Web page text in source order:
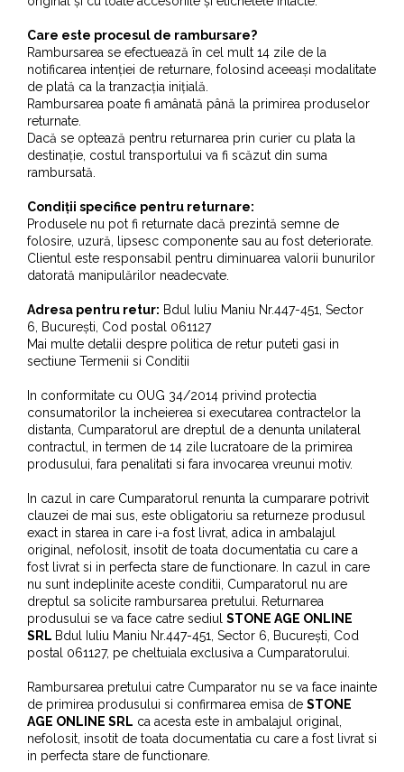
Baterii pentru bideu
Robinete baie
Robinete coltar
Robinete de trecere
Robinete masina de spalat
Care este procesul de rambursare?
Rambursarea se efectuează în cel mult 14 zile de la
notificarea intenției de returnare, folosind aceeași modalitate
de plată ca la tranzacția inițială.
Rambursarea poate fi amânată până la primirea produselor
returnate.
Dacă se optează pentru returnarea prin curier cu plata la
destinație, costul transportului va fi scăzut din suma
rambursată.
Condiții specifice pentru returnare:
Produsele nu pot fi returnate dacă prezintă semne de
folosire, uzură, lipsesc componente sau au fost deteriorate.
Clientul este responsabil pentru diminuarea valorii bunurilor
datorată manipulărilor neadecvate.
Adresa pentru retur: Bdul Iuliu Maniu Nr.447-451, Sector
6, București, Cod postal 061127
Mai multe detalii despre politica de retur puteti gasi in
sectiune Termenii si Conditii
In conformitate cu OUG 34/2014 privind protectia
consumatorilor la incheierea si executarea contractelor la
distanta, Cumparatorul are dreptul de a denunta unilateral
contractul, in termen de 14 zile lucratoare de la primirea
produsului, fara penalitati si fara invocarea vreunui motiv.
In cazul in care Cumparatorul renunta la cumparare potrivit
clauzei de mai sus, este obligatoriu sa returneze produsul
exact in starea in care i-a fost livrat, adica in ambalajul
original, nefolosit, insotit de toata documentatia cu care a
fost livrat si in perfecta stare de functionare. In cazul in care
nu sunt indeplinite aceste conditii, Cumparatorul nu are
dreptul sa solicite rambursarea pretului. Returnarea
produsului se va face catre sediul STONE AGE ONLINE
SRL Bdul Iuliu Maniu Nr.447-451, Sector 6, București, Cod
postal 061127, pe cheltuiala exclusiva a Cumparatorului.
Rambursarea pretului catre Cumparator nu se va face inainte
de primirea produsului si confirmarea emisa de STONE
AGE ONLINE SRL ca acesta este in ambalajul original,
nefolosit, insotit de toata documentatia cu care a fost livrat si
in perfecta stare de functionare.